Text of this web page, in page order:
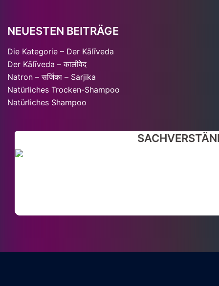
NEUESTEN BEITRÄGE
Die Kategorie – Der Kālīveda
Der KāIīveda – कालीवेद
Natron – सर्जिका – Sarjika
Natürliches Trocken-Shampoo
Natürliches Shampoo